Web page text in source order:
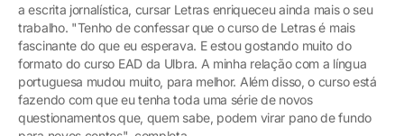
a escrita jornalística, cursar Letras enriqueceu ainda mais o seu
trabalho. "Tenho de confessar que o curso de Letras é mais
fascinante do que eu esperava. E estou gostando muito do
formato do curso EAD da Ulbra. A minha relação com a língua
portuguesa mudou muito, para melhor. Além disso, o curso está
fazendo com que eu tenha toda uma série de novos
questionamentos que, quem sabe, podem virar pano de fundo